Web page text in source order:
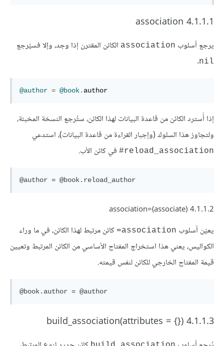
4.1.1.1 association
يرجع أسلوب association الكائن المقترن إذا وجد، وإلا فسيُرجع
nil
.
@author = @book. author
إذا أُسترد الكائن من قاعدة البيانات لهذا الكائن، ستُرجع النسخة المخبئة،
ولتجاوز هذا السلوك (وإجبار القراءة من قاعدة البيانات)، استدعي
reload_association# في كائن الأب.
4.1.1.2 (association=(associate
يعيّن أسلوب association=
كائن مرتبط لهذا الكائن، في ما وراء
الكواليس، يعني هذا استخراج المفتاح الأساسي من الكائن المرتبط وتعيين
قيمة المفتاح الخارجي للكائن لنفس قيمته.
4.1.1.3 ({} = build_association(attributes